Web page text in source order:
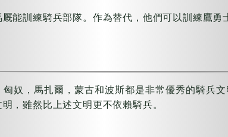
能訓練騎兵部隊。作為替代，他們可以訓練鷹勇
奴，馬扎爾，蒙古和波斯都是非常優秀的騎兵
，雖然比上述文明更不依賴騎兵。